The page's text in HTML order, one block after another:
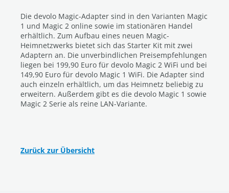
Die devolo Magic-Adapter sind in den Varianten Magic
1 und Magic 2 online sowie im stationären Handel
erhältlich. Zum Aufbau eines neuen Magic-
Heimnetzwerks bietet sich das Starter Kit mit zwei
Adaptern an. Die unverbindlichen Preisempfehlungen
liegen bei 199,90 Euro für devolo Magic 2 WiFi und bei
149,90 Euro für devolo Magic 1 WiFi. Die Adapter sind
auch einzeln erhältlich, um das Heimnetz beliebig zu
erweitern. Außerdem gibt es die devolo Magic 1 sowie
Magic 2 Serie als reine LAN-Variante.
Zurück zur Übersicht